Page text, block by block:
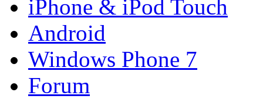
iPhone & iPod Touch
Android
Windows Phone 7
Forum